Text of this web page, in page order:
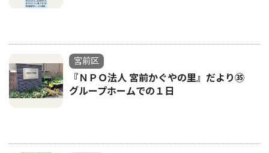
宮前区
『ＮＰＯ法人 宮前かぐやの里』だより㉟
グループホームでの１日